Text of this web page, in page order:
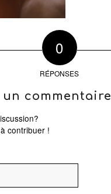
0
RÉPONSES
commentaire
contribuer !